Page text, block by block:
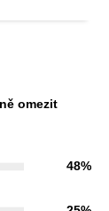
omezit
48%